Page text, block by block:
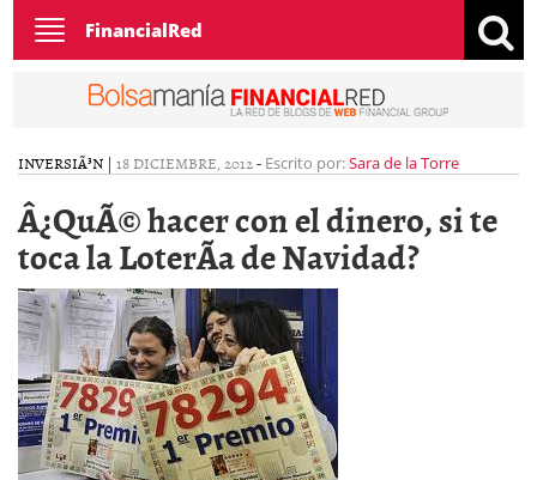
Toggle
navigation
FinancialRed
INVERSIÃ³N | 18 DICIEMBRE, 2012- Escrito por:Sara de la Torre
Â¿QuÃ© hacer con el dinero, si te
toca la LoterÃ­a de Navidad?